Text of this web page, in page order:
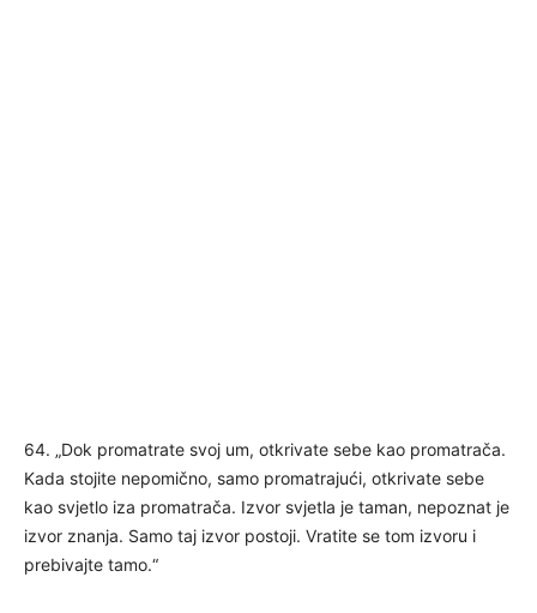
64. „Dok promatrate svoj um, otkrivate sebe kao promatrača.
Kada stojite nepomično, samo promatrajući, otkrivate sebe
kao svjetlo iza promatrača. Izvor svjetla je taman, nepoznat je
izvor znanja. Samo taj izvor postoji. Vratite se tom izvoru i
prebivajte tamo.“